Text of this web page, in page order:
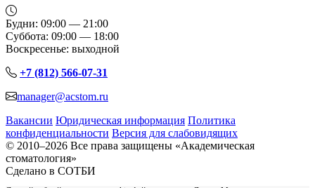
Будни: 09:00 — 21:00
Суббота: 09:00 — 18:00
Воскресенье: выходной
+7 (812) 566-07-31
manager@acstom.ru
Вакансии Юридическая информация Политика
конфиденциальности Версия для слабовидящих
© 2010–2026 Все права защищены «Академическая
стоматология»
Сделано в СОТБИ